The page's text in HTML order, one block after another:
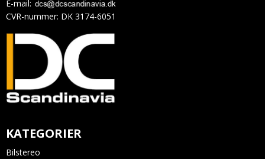
E-mail:
CVR-nummer: DK 3174-6051
KATEGORIER
Bilstereo